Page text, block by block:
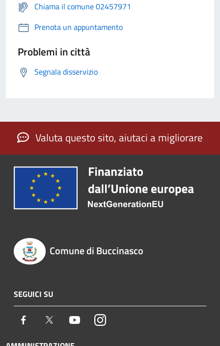
Chiama il comune 02457971
Prenota un appuntamento
Problemi in città
Segnala disservizio
Valuta questo sito, aiutaci a migliorare
Comune di Buccinasco
SEGUICI SU
Facebook Twitter YoutubeInstagram